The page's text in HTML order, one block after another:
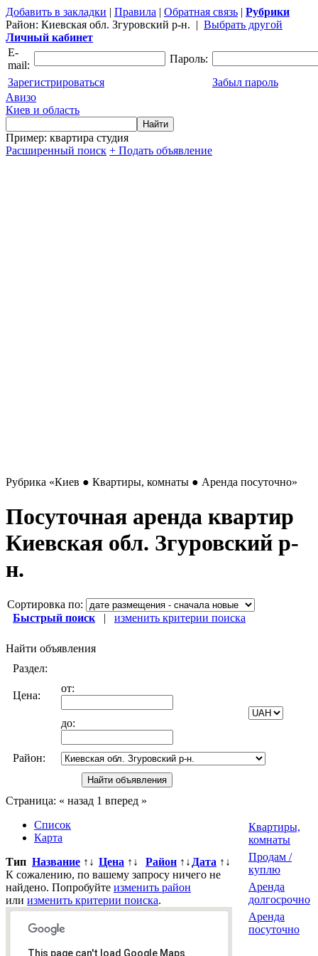
Добавить в закладки | Правила | Обратная связь | Рубрики
Район: Киевская обл. Згуровский р-н. | Выбрать другой
Личный кабинет
E-
mail:
Пароль:
Зарегистрироваться
Забыл пароль
Авизо
Киев и область
Пример: квартира студия
Расширенный поиск + Подать объявление
Рубрика «Киев ● Квартиры, комнаты ● Аренда посуточно»
Посуточная аренда квартир
Киевская обл. Згуровский р-
н.
Сортировка по:
Быстрый поиск | изменить критерии поиска
Найти объявления
Раздел:
Цена:
от:
до:
Район:
Страница: « назад 1 вперед »
Список
Карта
Тип Название ↑↓ Цена ↑↓ Район ↑↓ Дата ↑↓
К сожалению, по вашему запросу ничего не
найдено. Попробуйте изменить район
или изменить критерии поиска.
This page can't load Google Maps
Квартиры,
комнаты
Продам /
куплю
Аренда
долгосрочно
Аренда
посуточно